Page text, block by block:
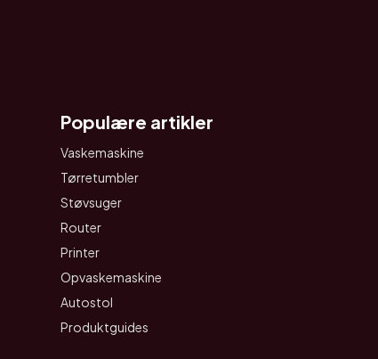
Populære artikler
Vaskemaskine
Tørretumbler
Støvsuger
Router
Printer
Opvaskemaskine
Autostol
Produktguides